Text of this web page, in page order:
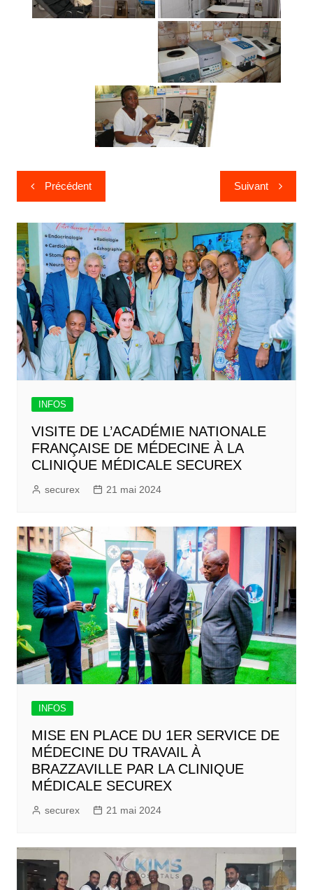
Précédent Suivant
INFOS
VISITE DE L’ACADÉMIE NATIONALE
FRANÇAISE DE MÉDECINE À LA
CLINIQUE MÉDICALE SECUREX
securex 21 mai 2024
INFOS
MISE EN PLACE DU 1ER SERVICE DE
MÉDECINE DU TRAVAIL À
BRAZZAVILLE PAR LA CLINIQUE
MÉDICALE SECUREX
securex 21 mai 2024